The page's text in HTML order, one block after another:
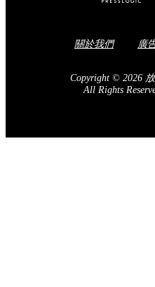
關於我們 廣
Copyright © 2026
All Rights